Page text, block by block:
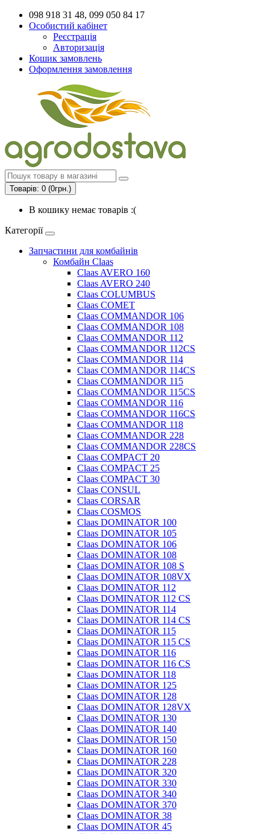
098 918 31 48, 099 050 84 17
Особистий кабінет
Реєстрація
Авторизація
Кошик замовлень
Оформлення замовлення
Товарів: 0 (0грн.)
В кошику немає товарів :(
Категорії
Запчастини для комбайнів
Комбайн Claas
Claas AVERO 160
Claas AVERO 240
Claas COLUMBUS
Claas COMET
Claas COMMANDOR 106
Claas COMMANDOR 108
Claas COMMANDOR 112
Claas COMMANDOR 112CS
Claas COMMANDOR 114
Claas COMMANDOR 114CS
Claas COMMANDOR 115
Claas COMMANDOR 115CS
Claas COMMANDOR 116
Claas COMMANDOR 116CS
Claas COMMANDOR 118
Claas COMMANDOR 228
Claas COMMANDOR 228CS
Claas COMPACT 20
Claas COMPACT 25
Claas COMPACT 30
Claas CONSUL
Claas CORSAR
Claas COSMOS
Claas DOMINATOR 100
Claas DOMINATOR 105
Claas DOMINATOR 106
Claas DOMINATOR 108
Claas DOMINATOR 108 S
Claas DOMINATOR 108VX
Claas DOMINATOR 112
Claas DOMINATOR 112 CS
Claas DOMINATOR 114
Claas DOMINATOR 114 CS
Claas DOMINATOR 115
Claas DOMINATOR 115 CS
Claas DOMINATOR 116
Claas DOMINATOR 116 CS
Claas DOMINATOR 118
Claas DOMINATOR 125
Claas DOMINATOR 128
Claas DOMINATOR 128VX
Claas DOMINATOR 130
Claas DOMINATOR 140
Claas DOMINATOR 150
Claas DOMINATOR 160
Claas DOMINATOR 228
Claas DOMINATOR 320
Claas DOMINATOR 330
Claas DOMINATOR 340
Claas DOMINATOR 370
Claas DOMINATOR 38
Claas DOMINATOR 45